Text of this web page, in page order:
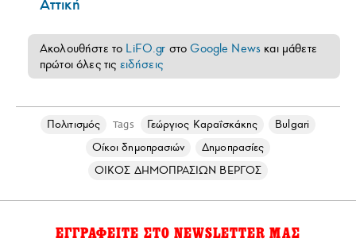
Αττική
Ακολουθήστε το LiFO.gr στοGoogle News και μάθετε
πρώτοι όλες τις ειδήσεις
Πολιτισμός Tags Γεώργιος Καραΐσκάκης
Bulgari
Οίκοι δημοπρασιών
Δημοπρασίες
ΟΙΚΟΣ ΔΗΜΟΠΡΑΣΙΩΝ ΒΕΡΓΟΣ
ΕΓΓΡΑΦΕΙΤΕ ΣΤΟ NEWSLETTER ΜΑΣ